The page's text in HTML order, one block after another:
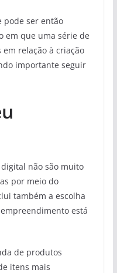
pode ser então
em que uma série de
relação à criação
importante seguir
não são muito
por meio do
também a escolha
está
de produtos
itens mais